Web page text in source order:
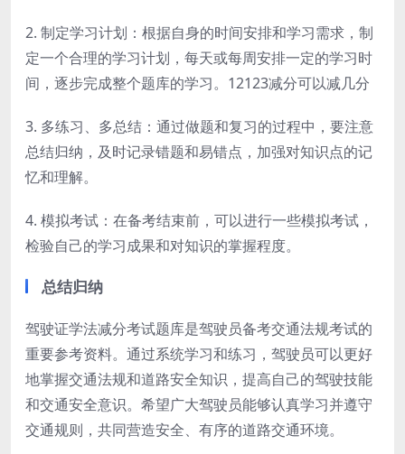
2. 制定学习计划：根据自身的时间安排和学习需求，制
定一个合理的学习计划，每天或每周安排一定的学习时
间，逐步完成整个题库的学习。12123减分可以减几分
3. 多练习、多总结：通过做题和复习的过程中，要注意
总结归纳，及时记录错题和易错点，加强对知识点的记
忆和理解。
4. 模拟考试：在备考结束前，可以进行一些模拟考试，
检验自己的学习成果和对知识的掌握程度。
总结归纳
驾驶证学法减分考试题库是驾驶员备考交通法规考试的
重要参考资料。通过系统学习和练习，驾驶员可以更好
地掌握交通法规和道路安全知识，提高自己的驾驶技能
和交通安全意识。希望广大驾驶员能够认真学习并遵守
交通规则，共同营造安全、有序的道路交通环境。